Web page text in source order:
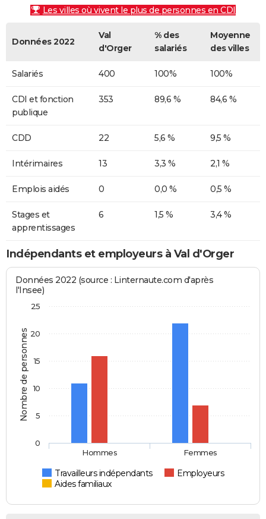
Les villes où vivent le plus de personnes en CDI
Données 2022
Val
d'Orger
% des
salariés
Moyenne
des villes
Salariés 400 100% 100%
CDI et fonction
publique
353 89,6 % 84,6 %
CDD 22 5,6 % 9,5 %
Intérimaires 13 3,3 % 2,1 %
Emplois aidés 0 0,0 % 0,5 %
Stages et
apprentissages
6 1,5 % 3,4 %
Indépendants et employeurs à Val d'Orger
Nombre de personnes
Données 2022 (source : Linternaute.com d'après
l'Insee)
Travailleurs indépendants
Employeurs
Aides familiaux
Hommes Femmes
0
5
10
15
20
25